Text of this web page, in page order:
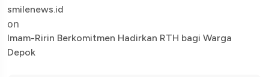
smilenews.id
on
Imam-Ririn Berkomitmen Hadirkan RTH bagi Warga
Depok